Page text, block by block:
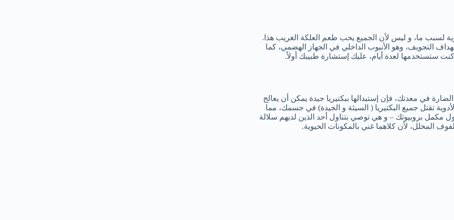
لسبب ما، و ليس لأن الجميع يحب طعم العلكة الغريب هذا.
التجويف، وهو الأنبوب الداخلي في الجهاز الهضمي، كما
ستستخدمها لعدة أيام، عليك إستشارة طبيبك أولاً.
في معدتك، فإن إستبدالها ببكتيريا جيدة يمكن أن يعالج
تقتل جميع البكتيريا ( السيئة و الجيدة) في جسمك، مما
بروبيوتك – و هي توصي بتناول أحد الذين لديهم سلالة
المخلل، لأن كلاهما غني بالمكونات الحيوية.